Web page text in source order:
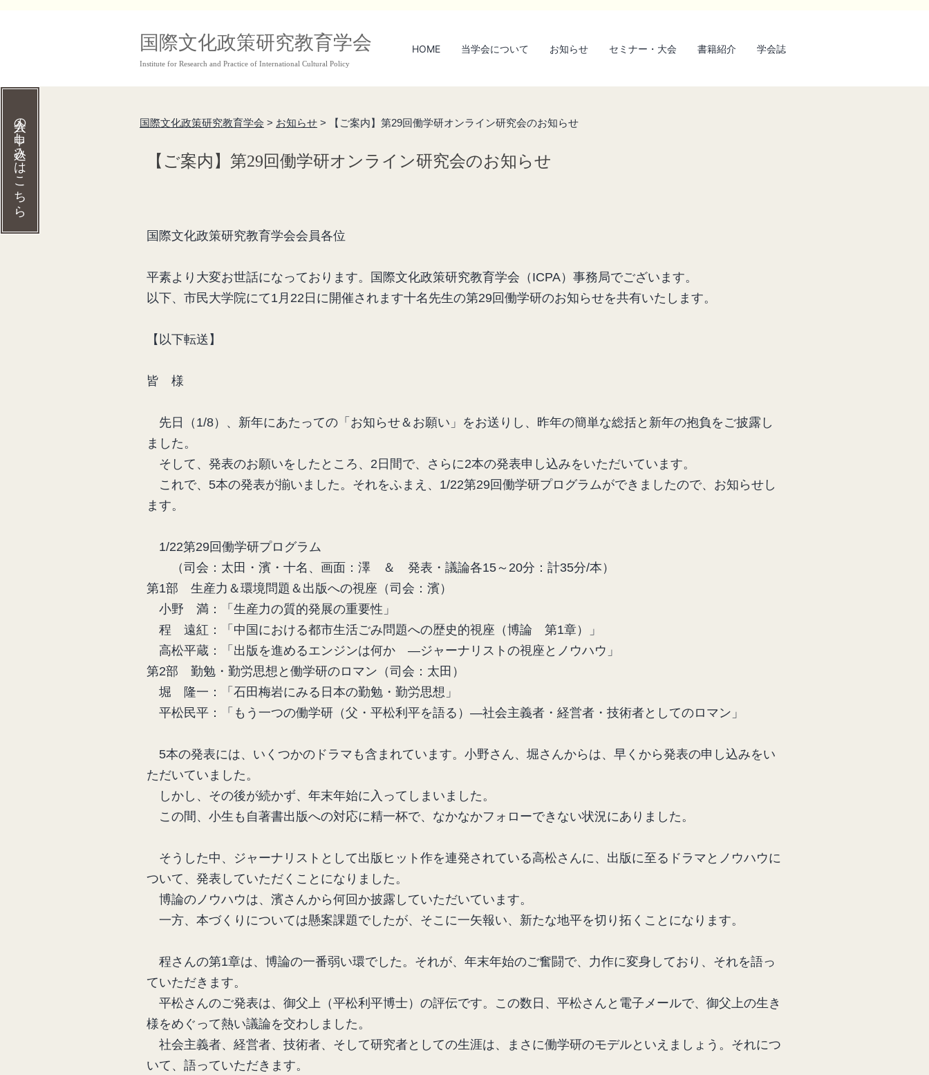
ン
プ
国際文化政策研究教育学会
Institute for Research and Practice of International Cultural Policy
HOME 当学会について お知らせ セミナー・大会 書籍紹介 学会誌
入会の申し込みはこちら 国際文化政策研究教育学会 > お知らせ > 【ご案内】第29回働学研オンライン研究会のお知らせ
【ご案内】第29回働学研オンライン研究会のお知らせ
国際文化政策研究教育学会会員各位
平素より大変お世話になっております。国際文化政策研究教育学会（ICPA）事務局でございます。
以下、市民大学院にて1月22日に開催されます十名先生の第29回働学研のお知らせを共有いたします。
【以下転送】
皆 様
先日（1/8）、新年にあたっての「お知らせ＆お願い」をお送りし、昨年の簡単な総括と新年の抱負をご披露し
ました。
そして、発表のお願いをしたところ、2日間で、さらに2本の発表申し込みをいただいています。
これで、5本の発表が揃いました。それをふまえ、1/22第29回働学研プログラムができましたので、お知らせし
ます。
1/22第29回働学研プログラム
（司会：太田・濱・十名、画面：澤 ＆ 発表・議論各15～20分：計35分/本）
第1部 生産力＆環境問題＆出版への視座（司会：濱）
小野 満：「生産力の質的発展の重要性」
程 遠紅：「中国における都市生活ごみ問題への歴史的視座（博論 第1章）」
高松平蔵：「出版を進めるエンジンは何か ―ジャーナリストの視座とノウハウ」
第2部 勤勉・勤労思想と働学研のロマン（司会：太田）
堀 隆一：「石田梅岩にみる日本の勤勉・勤労思想」
平松民平：「もう一つの働学研（父・平松利平を語る）―社会主義者・経営者・技術者としてのロマン」
5本の発表には、いくつかのドラマも含まれています。小野さん、堀さんからは、早くから発表の申し込みをい
ただいていました。
しかし、その後が続かず、年末年始に入ってしまいました。
この間、小生も自著書出版への対応に精一杯で、なかなかフォローできない状況にありました。
そうした中、ジャーナリストとして出版ヒット作を連発されている高松さんに、出版に至るドラマとノウハウに
ついて、発表していただくことになりました。
博論のノウハウは、濱さんから何回か披露していただいています。
一方、本づくりについては懸案課題でしたが、そこに一矢報い、新たな地平を切り拓くことになります。
程さんの第1章は、博論の一番弱い環でした。それが、年末年始のご奮闘で、力作に変身しており、それを語っ
ていただきます。
平松さんのご発表は、御父上（平松利平博士）の評伝です。この数日、平松さんと電子メールで、御父上の生き
様をめぐって熱い議論を交わしました。
社会主義者、経営者、技術者、そして研究者としての生涯は、まさに働学研のモデルといえましょう。それにつ
いて、語っていただきます。